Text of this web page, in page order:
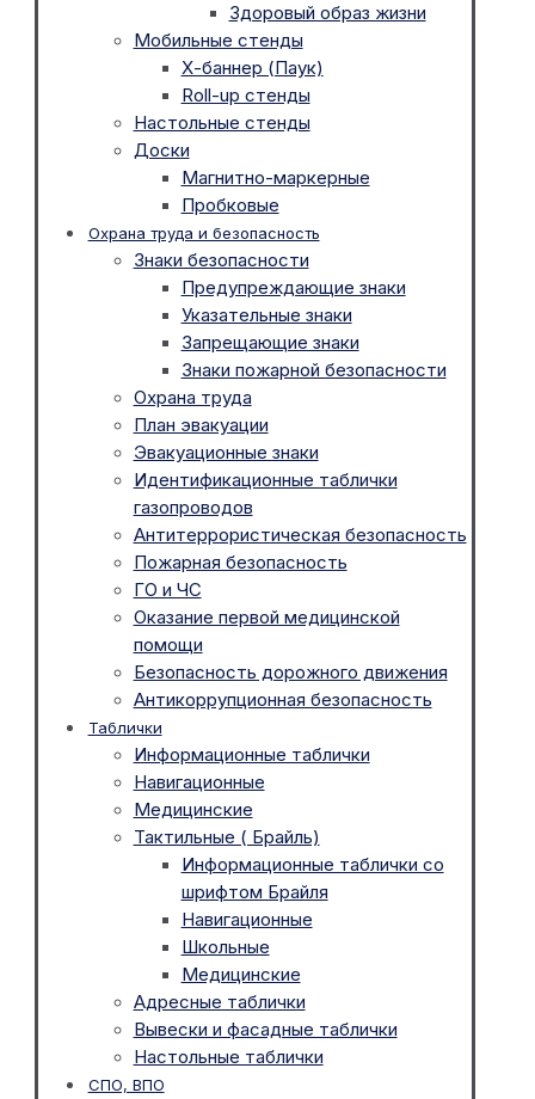
Здоровый образ жизни
Мобильные стенды
Х-баннер (Паук)
Roll-up стенды
Настольные стенды
Доски
Магнитно-маркерные
Пробковые
Охрана труда и безопасность
Знаки безопасности
Предупреждающие знаки
Указательные знаки
Запрещающие знаки
Знаки пожарной безопасности
Охрана труда
План эвакуации
Эвакуационные знаки
Идентификационные таблички
газопроводов
Антитеррористическая безопасность
Пожарная безопасность
ГО и ЧС
Оказание первой медицинской
помощи
Безопасность дорожного движения
Антикоррупционная безопасность
Таблички
Информационные таблички
Навигационные
Медицинские
Тактильные ( Брайль)
Информационные таблички со
шрифтом Брайля
Навигационные
Школьные
Медицинские
Адресные таблички
Вывески и фасадные таблички
Настольные таблички
СПО, ВПО